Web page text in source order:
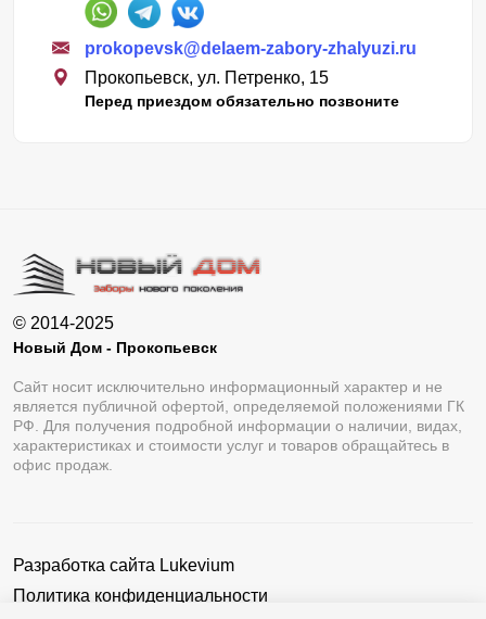
prokopevsk@delaem-zabory-zhalyuzi.ru
Прокопьевск, ул. Петренко, 15
Перед приездом обязательно позвоните
© 2014-2025
Новый Дом - Прокопьевск
Сайт носит исключительно информационный характер и не
является публичной офертой, определяемой положениями ГК
РФ. Для получения подробной информации о наличии, видах,
характеристиках и стоимости услуг и товаров обращайтесь в
офис продаж.
Разработка сайта Lukevium
Политика конфиденциальности